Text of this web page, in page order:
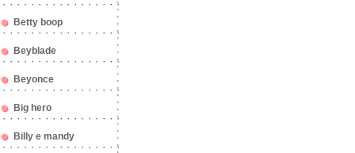
Betty boop
Beyblade
Beyonce
Big hero
Billy e mandy